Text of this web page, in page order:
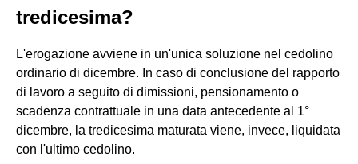
tredicesima?
L'erogazione avviene in un'unica soluzione nel cedolino
ordinario di dicembre. In caso di conclusione del rapporto
di lavoro a seguito di dimissioni, pensionamento o
scadenza contrattuale in una data antecedente al 1°
dicembre, la tredicesima maturata viene, invece, liquidata
con l'ultimo cedolino.